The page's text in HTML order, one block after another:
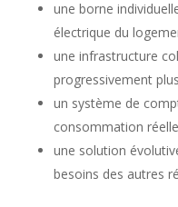
une borne
électrique du
une infrastructure
progressivement
un système de
consommation
une solution
besoins des autres